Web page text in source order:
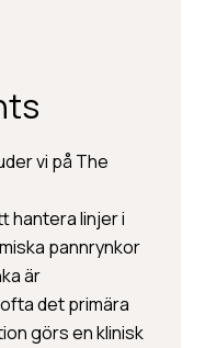
vi på The
hantera linjer i
pannrynkor
är
det primära
görs en klinisk